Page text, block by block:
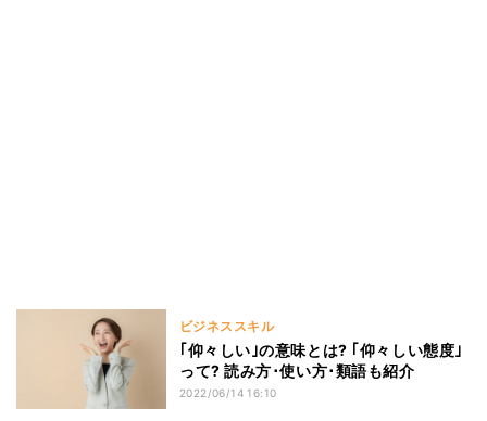
ビジネススキル
｢仰々しい｣の意味とは? ｢仰々しい態度｣
って? 読み方･使い方･類語も紹介
2022/06/14 16:10